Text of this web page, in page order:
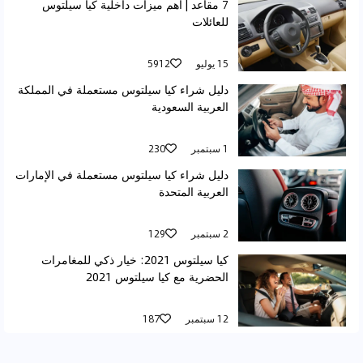
7 مقاعد | أهم ميزات داخلية كيا سيلتوس
للعائلات
15 يوليو 5912
دليل شراء كيا سيلتوس مستعملة في المملكة
العربية السعودية
1 سبتمبر 230
دليل شراء كيا سيلتوس مستعملة في الإمارات
العربية المتحدة
2 سبتمبر 129
كيا سيلتوس 2021: خيار ذكي للمغامرات
الحضرية مع كيا سيلتوس 2021
12 سبتمبر 187